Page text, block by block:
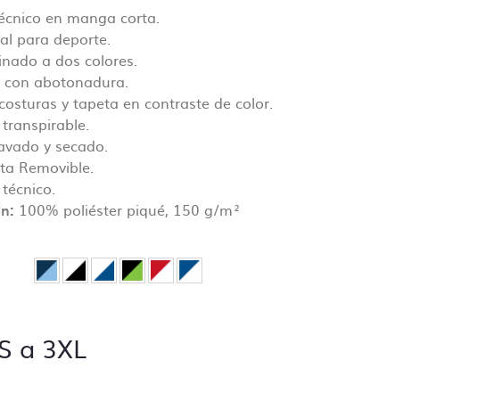
en manga corta.
para deporte.
a dos colores.
con abotonadura.
y tapeta en contraste de color.
y secado.
Removible.
100% poliéster piqué, 150 g/m²
a 3XL
subas los archivos
las tareas de
todo está ok antes
en el pedido.
la ubicación de cada